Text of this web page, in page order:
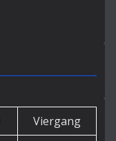
Viergang